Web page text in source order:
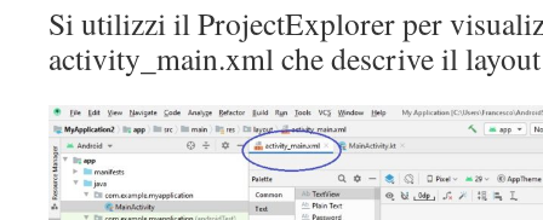
Si utilizzi il ProjectExplorer per
activity_main.xml che descrive il